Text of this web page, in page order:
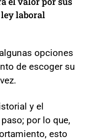
ley laboral
opciones
de escoger su
y el
por lo que,
esto